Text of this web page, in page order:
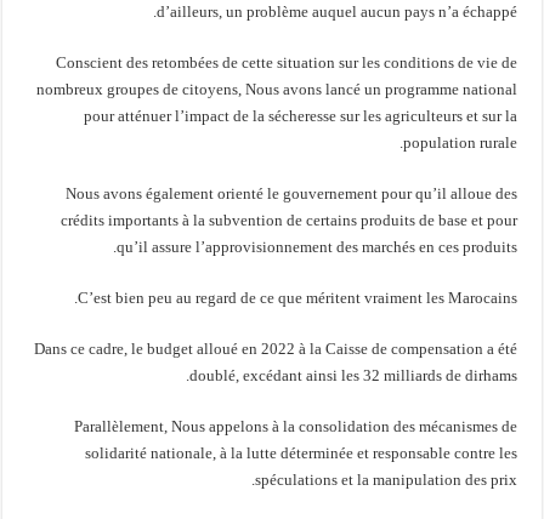
d’ailleurs, un problème auquel aucun pays n’a échappé.
Conscient des retombées de cette situation sur les conditions de vie de
nombreux groupes de citoyens, Nous avons lancé un programme national
pour atténuer l’impact de la sécheresse sur les agriculteurs et sur la
population rurale.
Nous avons également orienté le gouvernement pour qu’il alloue des
crédits importants à la subvention de certains produits de base et pour
qu’il assure l’approvisionnement des marchés en ces produits.
C’est bien peu au regard de ce que méritent vraiment les Marocains.
Dans ce cadre, le budget alloué en 2022 à la Caisse de compensation a été
doublé, excédant ainsi les 32 milliards de dirhams.
Parallèlement, Nous appelons à la consolidation des mécanismes de
solidarité nationale, à la lutte déterminée et responsable contre les
spéculations et la manipulation des prix.